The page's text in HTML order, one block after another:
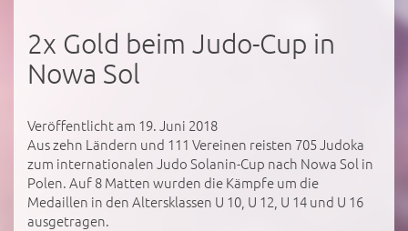
2x Gold beim Judo-Cup in
Nowa Sol
Veröffentlicht am 19. Juni 2018
Aus zehn Ländern und 111 Vereinen reisten 705 Judoka
zum internationalen Judo Solanin-Cup nach Nowa Sol in
Polen. Auf 8 Matten wurden die Kämpfe um die
Medaillen in den Altersklassen U 10, U 12, U 14 und U 16
ausgetragen.